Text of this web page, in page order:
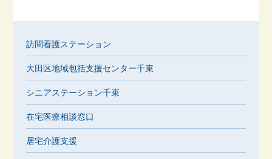
訪問看護ステーション
大田区地域包括支援センター千束
シニアステーション千束
在宅医療相談窓口
居宅介護支援